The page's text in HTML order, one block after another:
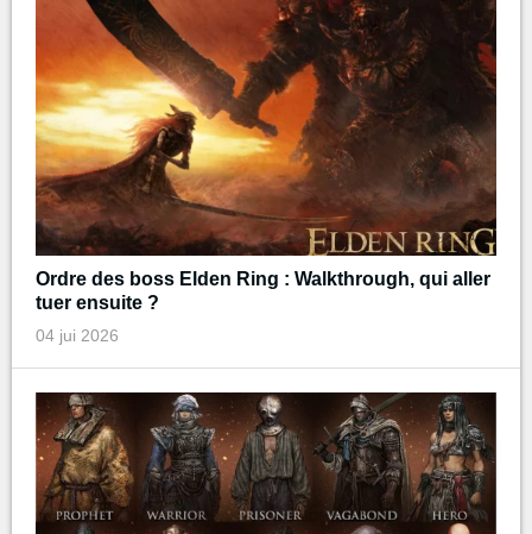
Ordre des boss Elden Ring : Walkthrough, qui aller
tuer ensuite ?
04 jui 2026